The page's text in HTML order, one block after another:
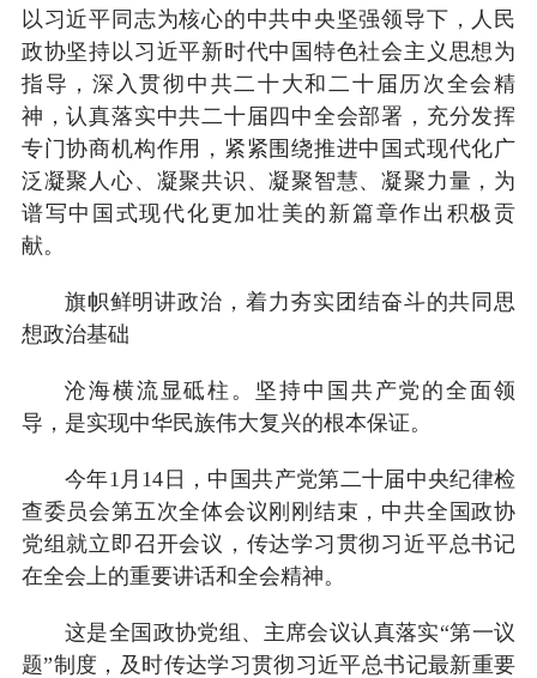
以习近平同志为核心的中共中央坚强领导下，人民
政协坚持以习近平新时代中国特色社会主义思想为
指导，深入贯彻中共二十大和二十届历次全会精
神，认真落实中共二十届四中全会部署，充分发挥
专门协商机构作用，紧紧围绕推进中国式现代化广
泛凝聚人心、凝聚共识、凝聚智慧、凝聚力量，为
谱写中国式现代化更加壮美的新篇章作出积极贡
献。
旗帜鲜明讲政治，着力夯实团结奋斗的共同思
想政治基础
沧海横流显砥柱。坚持中国共产党的全面领
导，是实现中华民族伟大复兴的根本保证。
今年1月14日，中国共产党第二十届中央纪律检
查委员会第五次全体会议刚刚结束，中共全国政协
党组就立即召开会议，传达学习贯彻习近平总书记
在全会上的重要讲话和全会精神。
这是全国政协党组、主席会议认真落实“第一议
题”制度，及时传达学习贯彻习近平总书记最新重要